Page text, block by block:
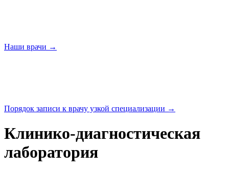
Наши врачи →
Порядок записи к врачу узкой специализации →
Клинико-диагностическая
лаборатория